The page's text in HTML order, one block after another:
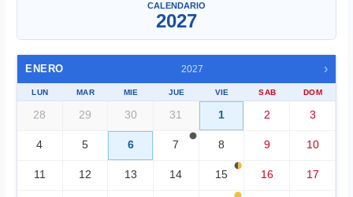
CALENDARIO
2027
ENERO 2027 ›
LUN MAR MIE JUE VIE SAB DOM
28 29 30 31 1 2 3
4 5 6 7 8 9 10
11 12 13 14 15 16 17